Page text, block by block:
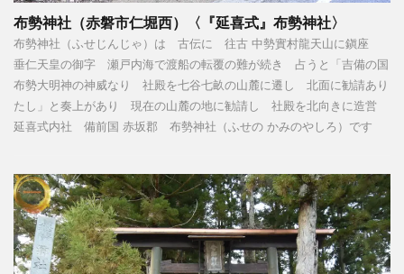
布勢神社（赤磐市仁堀西）〈『延喜式』布勢神社〉
布勢神社（ふせじんじゃ）は 古伝に 往古 中勢實村龍天山に鎭座
垂仁天皇の御字 瀬戸内海で渡船の転覆の難が続き 占うと「吉備の国
布勢大明神の神威なり 社殿を七谷七畝の山麓に遷し 北面に勧請あり
たし」と奏上があり 現在の山麓の地に勧請し 社殿を北向きに造営
延喜式内社 備前国 赤坂郡 布勢神社（ふせの かみのやしろ）です